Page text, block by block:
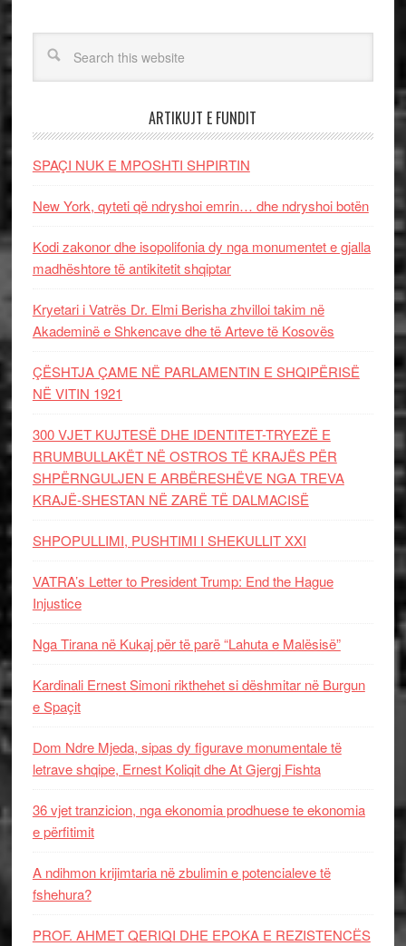
ARTIKUJT E FUNDIT
SPAÇI NUK E MPOSHTI SHPIRTIN
New York, qyteti që ndryshoi emrin… dhe ndryshoi botën
Kodi zakonor dhe isopolifonia dy nga monumentet e gjalla
madhështore të antikitetit shqiptar
Kryetari i Vatrës Dr. Elmi Berisha zhvilloi takim në
Akademinë e Shkencave dhe të Arteve të Kosovës
ÇËSHTJA ÇAME NË PARLAMENTIN E SHQIPËRISË
NË VITIN 1921
300 VJET KUJTESË DHE IDENTITET-TRYEZË E
RRUMBULLAKËT NË OSTROS TË KRAJËS PËR
SHPËRNGULJEN E ARBËRESHËVE NGA TREVA
KRAJË-SHESTAN NË ZARË TË DALMACISË
SHPOPULLIMI, PUSHTIMI I SHEKULLIT XXI
VATRA’s Letter to President Trump: End the Hague
Injustice
Nga Tirana në Kukaj për të parë “Lahuta e Malësisë”
Kardinali Ernest Simoni rikthehet si dëshmitar në Burgun
e Spaçit
Dom Ndre Mjeda, sipas dy figurave monumentale të
letrave shqipe, Ernest Koliqit dhe At Gjergj Fishta
36 vjet tranzicion, nga ekonomia prodhuese te ekonomia
e përfitimit
A ndihmon krijimtaria në zbulimin e potencialeve të
fshehura?
PROF. AHMET QERIQI DHE EPOKA E REZISTENCЁS